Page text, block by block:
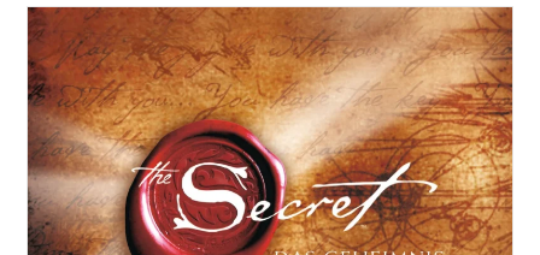
Wie
Du
Alle
Anderen
Überflügelst
Von
Christian
Bischoff